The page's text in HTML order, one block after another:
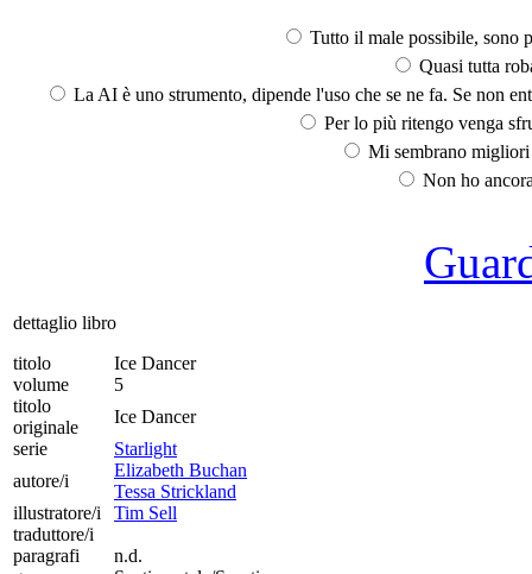
Tutto il male possibile, sono
Quasi tutta
La AI è uno strumento, dipende l'uso che se ne fa. Se non
Per lo più ritengo venga
Mi sembrano
Non ho
dettaglio libro
titolo
Ice Dancer
volume
5
titolo
originale
Ice Dancer
serie
Starlight
autore/i
Elizabeth Buchan
Tessa Strickland
illustratore/i
Tim Sell
traduttore/i
paragrafi
n.d.